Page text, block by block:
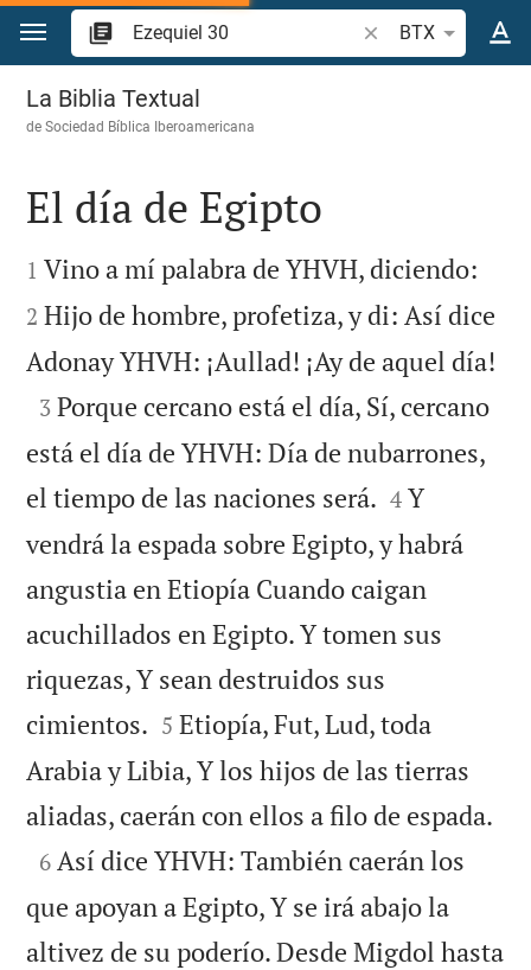
Ir a un contenido
Buscar versículo
BTX
Ezequiel 30
La Biblia Textual
deSociedad Bíblica Iberoamericana

El día de Egipto

1 Vino a mí palabra de YHVH, diciendo:
2 Hijo de hombre, profetiza, y di: Así dice
Adonay YHVH: ¡Aullad! ¡Ay de aquel día!

3 Porque cercano está el día, Sí, cercano
está el día de YHVH: Día de nubarrones,
el tiempo de las naciones será. 

4 Y
vendrá la espada sobre Egipto, y habrá
angustia en Etiopía Cuando caigan
acuchillados en Egipto. Y tomen sus
riquezas, Y sean destruidos sus
cimientos. 

5 Etiopía, Fut, Lud, toda
Arabia y Libia, Y los hijos de las tierras
aliadas, caerán con ellos a filo de espada.

6 Así dice YHVH: También caerán los
que apoyan a Egipto, Y se irá abajo la
altivez de su poderío. Desde Migdol hasta